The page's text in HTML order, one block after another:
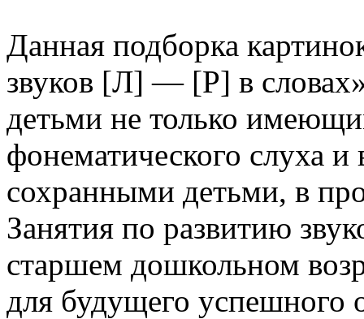
Данная подборка
звуков [Л] — [Р] в
детьми не только
фонематического слуха
сохранными детьми, в
Занятия по развитию
старшем дошкольном
для будущего успешного